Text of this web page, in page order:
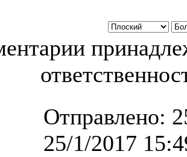
Отправлено:
25/1/2017